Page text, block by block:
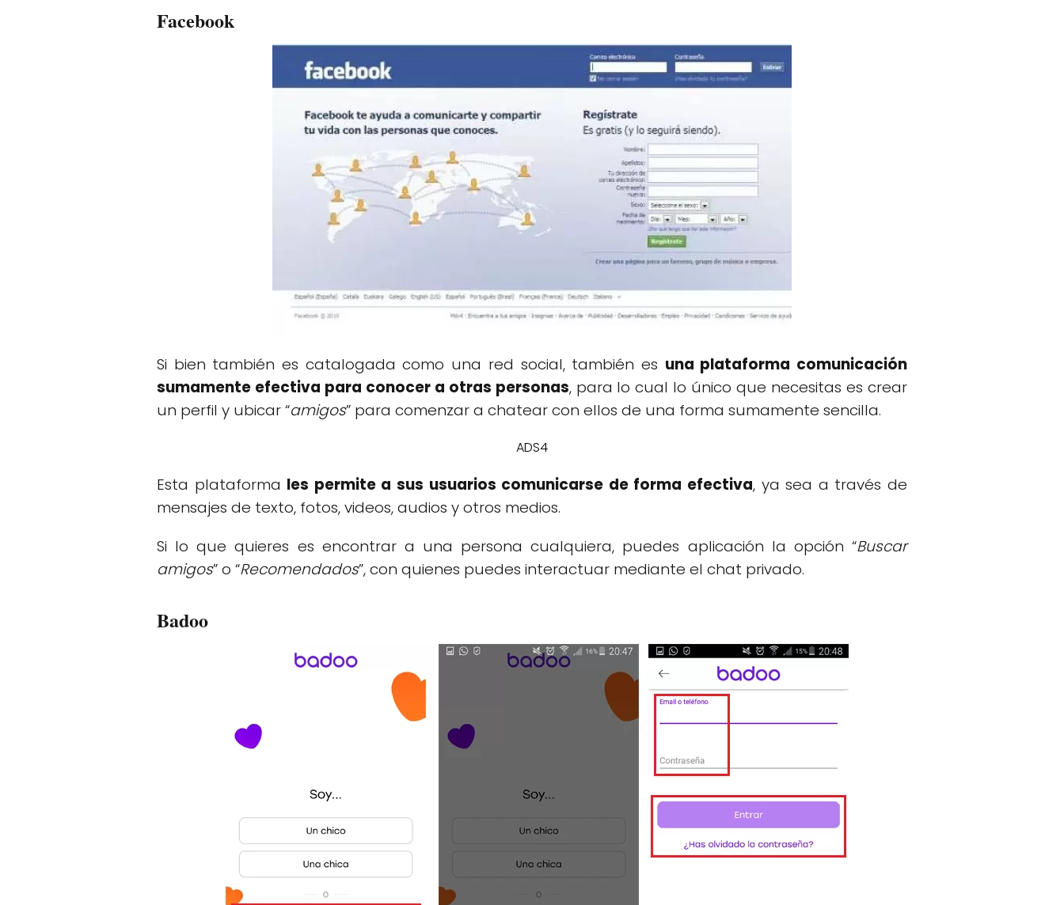
Facebook
Si bien también es catalogada como una red social, también es una plataforma comunicación
sumamente efectiva para conocer a otras personas, para lo cual lo único que necesitas es crear
un perfil y ubicar “amigos” para comenzar a chatear con ellos de una forma sumamente sencilla.
ADS4
Esta plataforma les permite a sus usuarios comunicarse de forma efectiva, ya sea a través de
mensajes de texto, fotos, videos, audios y otros medios.
Si lo que quieres es encontrar a una persona cualquiera, puedes aplicación la opción “Buscar
amigos” o “Recomendados”, con quienes puedes interactuar mediante el chat privado.
Badoo